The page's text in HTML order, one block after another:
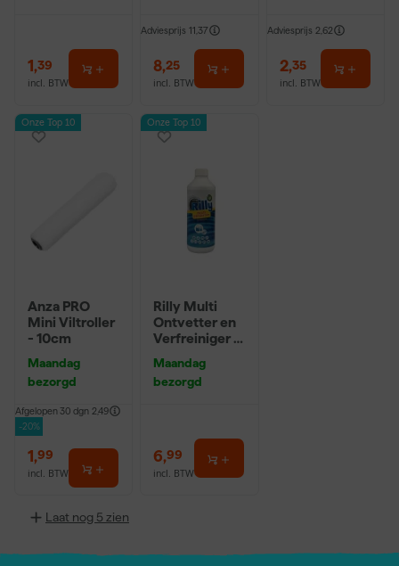
1,39
incl. BTW
Adviesprijs 11,37
8,25
incl. BTW
Adviesprijs 2,62
2,35
incl. BTW
Onze Top 10
Anza PRO
Mini Viltroller
- 10cm
Maandag
bezorgd
Afgelopen 30 dgn 2,49
-20%
1,99
incl. BTW
Onze Top 10
Rilly Multi
Ontvetter en
Verfreiniger –
Maandag
bezorgd
6,99
incl. BTW
Laat nog 5 zien